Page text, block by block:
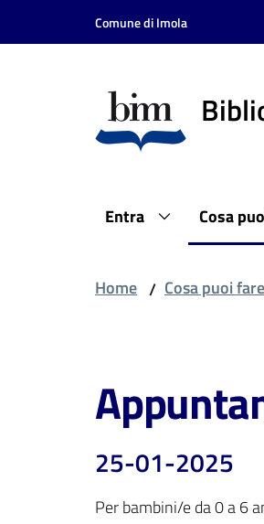
Vai al contenuto
Vai alla navigazione
Comune di Imola
Entra Cosa
Home / Cosa puoi fare
25-01-2025
Per bambini/e da 0 a 6